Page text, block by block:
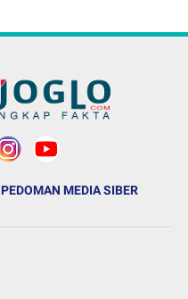
PEDOMAN MEDIA SIBER